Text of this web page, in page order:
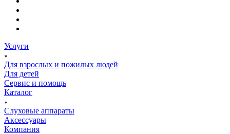
Услуги
Для взрослых и пожилых людей
Для детей
Сервис и помощь
Каталог
Слуховые аппараты
Аксессуары
Компания